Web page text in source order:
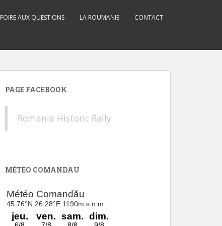
FOIRE AUX QUESTIONS LA ROUMANIE CONTACT
PAGE FACEBOOK
Romania Historic Rally
MÉTÉO COMANDAU